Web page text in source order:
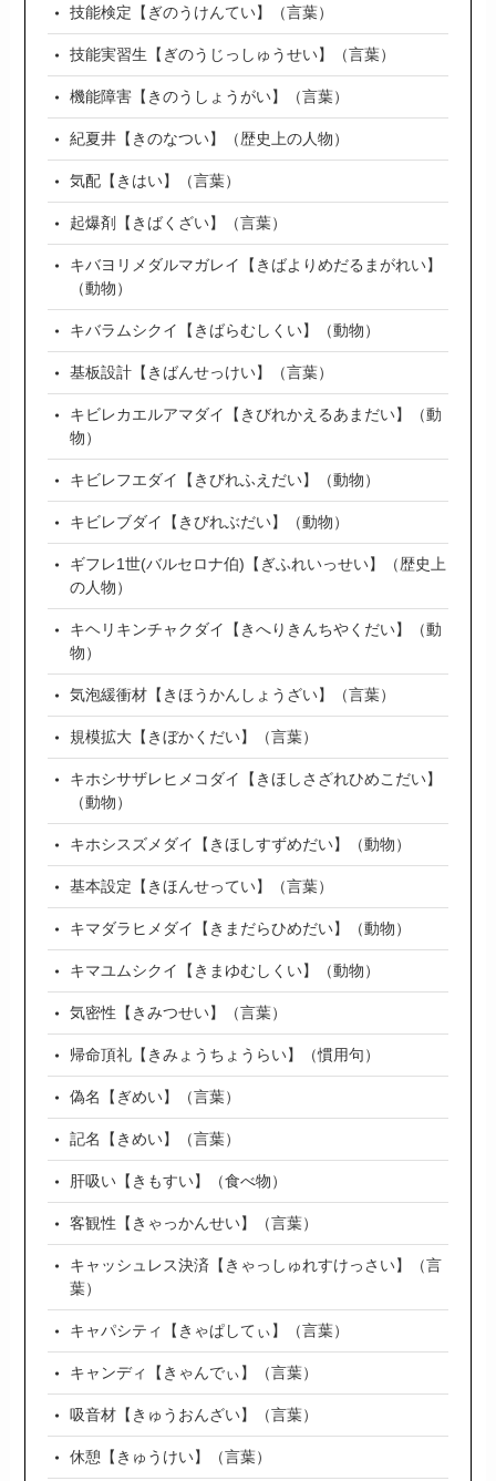
技能検定【ぎのうけんてい】（言葉）
技能実習生【ぎのうじっしゅうせい】（言葉）
機能障害【きのうしょうがい】（言葉）
紀夏井【きのなつい】（歴史上の人物）
気配【きはい】（言葉）
起爆剤【きばくざい】（言葉）
キバヨリメダルマガレイ【きばよりめだるまがれい】
（動物）
キバラムシクイ【きばらむしくい】（動物）
基板設計【きばんせっけい】（言葉）
キビレカエルアマダイ【きびれかえるあまだい】（動
物）
キビレフエダイ【きびれふえだい】（動物）
キビレブダイ【きびれぶだい】（動物）
ギフレ1世(バルセロナ伯)【ぎふれいっせい】（歴史上
の人物）
キヘリキンチャクダイ【きへりきんちやくだい】（動
物）
気泡緩衝材【きほうかんしょうざい】（言葉）
規模拡大【きぼかくだい】（言葉）
キホシサザレヒメコダイ【きほしさざれひめこだい】
（動物）
キホシスズメダイ【きほしすずめだい】（動物）
基本設定【きほんせってい】（言葉）
キマダラヒメダイ【きまだらひめだい】（動物）
キマユムシクイ【きまゆむしくい】（動物）
気密性【きみつせい】（言葉）
帰命頂礼【きみょうちょうらい】（慣用句）
偽名【ぎめい】（言葉）
記名【きめい】（言葉）
肝吸い【きもすい】（食べ物）
客観性【きゃっかんせい】（言葉）
キャッシュレス決済【きゃっしゅれすけっさい】（言
葉）
キャパシティ【きゃぱしてぃ】（言葉）
キャンディ【きゃんでぃ】（言葉）
吸音材【きゅうおんざい】（言葉）
休憩【きゅうけい】（言葉）